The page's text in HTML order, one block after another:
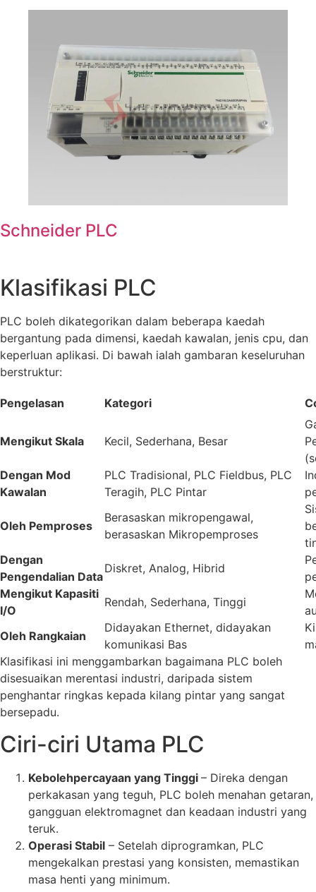
Schneider PLC
Klasifikasi PLC
PLC boleh dikategorikan dalam beberapa kaedah
bergantung pada dimensi, kaedah kawalan, jenis cpu, dan
keperluan aplikasi. Di bawah ialah gambaran keseluruhan
berstruktur:
Pengelasan Kategori
Mengikut Skala Kecil, Sederhana, Besar
Dengan Mod
Kawalan
PLC Tradisional, PLC Fieldbus, PLC
Teragih, PLC Pintar
Oleh Pemproses
Berasaskan mikropengawal,
berasaskan Mikropemproses
Dengan
Pengendalian Data
Diskret, Analog, Hibrid
Mengikut Kapasiti
I/O
Rendah, Sederhana, Tinggi
Oleh Rangkaian
Didayakan Ethernet, didayakan
komunikasi Bas
Klasifikasi ini menggambarkan bagaimana PLC boleh
disesuaikan merentasi industri, daripada sistem
penghantar ringkas kepada kilang pintar yang sangat
bersepadu.
Ciri-ciri Utama PLC
Kebolehpercayaan yang Tinggi – Direka dengan
perkakasan yang teguh, PLC boleh menahan getaran,
gangguan elektromagnet dan keadaan industri yang
teruk.
Operasi Stabil – Setelah diprogramkan, PLC
mengekalkan prestasi yang konsisten, memastikan
masa henti yang minimum.